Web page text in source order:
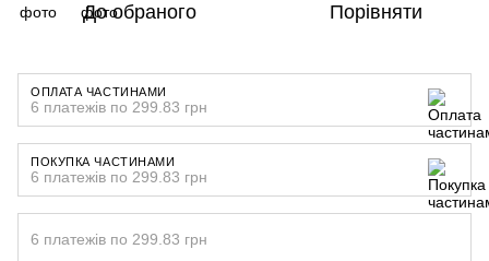
До обраного Порівняти
ОПЛАТА ЧАСТИНАМИ
6 платежів по 299.83 грн
ПОКУПКА ЧАСТИНАМИ
6 платежів по 299.83 грн
6 платежів по 299.83 грн